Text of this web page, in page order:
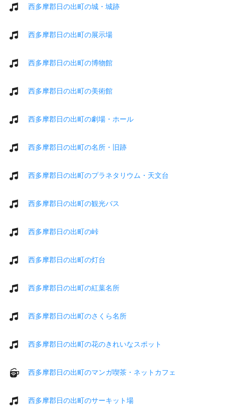
西多摩郡日の出町の城・城跡
西多摩郡日の出町の展示場
西多摩郡日の出町の博物館
西多摩郡日の出町の美術館
西多摩郡日の出町の劇場・ホール
西多摩郡日の出町の名所・旧跡
西多摩郡日の出町のプラネタリウム・天文台
西多摩郡日の出町の観光バス
西多摩郡日の出町の峠
西多摩郡日の出町の灯台
西多摩郡日の出町の紅葉名所
西多摩郡日の出町のさくら名所
西多摩郡日の出町の花のきれいなスポット
西多摩郡日の出町のマンガ喫茶・ネットカフェ
西多摩郡日の出町のサーキット場